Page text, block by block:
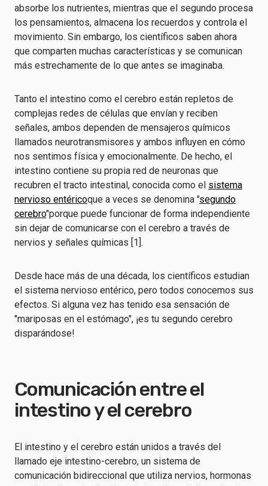
absorbe los nutrientes, mientras que el segundo procesa
los pensamientos, almacena los recuerdos y controla el
movimiento. Sin embargo, los científicos saben ahora
que comparten muchas características y se comunican
más estrechamente de lo que antes se imaginaba.
Tanto el intestino como el cerebro están repletos de
complejas redes de células que envían y reciben
señales, ambos dependen de mensajeros químicos
llamados neurotransmisores y ambos influyen en cómo
nos sentimos física y emocionalmente. De hecho, el
intestino contiene su propia red de neuronas que
recubren el tracto intestinal, conocida como el sistema
nervioso entéricoque a veces se denomina "segundo
cerebro"porque puede funcionar de forma independiente
sin dejar de comunicarse con el cerebro a través de
nervios y señales químicas [1].
Desde hace más de una década, los científicos estudian
el sistema nervioso entérico, pero todos conocemos sus
efectos. Si alguna vez has tenido esa sensación de
"mariposas en el estómago", ¡es tu segundo cerebro
disparándose!
Comunicación entre el
intestino y el cerebro
El intestino y el cerebro están unidos a través del
llamado eje intestino-cerebro, un sistema de
comunicación bidireccional que utiliza nervios, hormonas